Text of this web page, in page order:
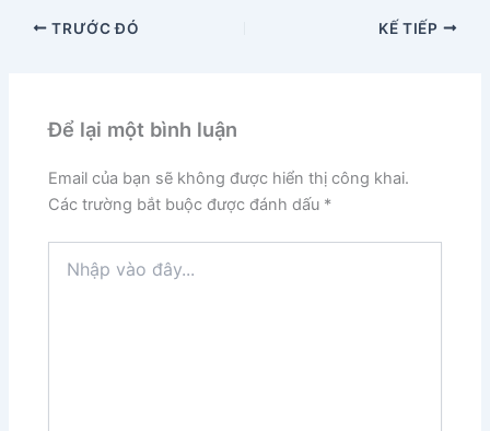
TRƯỚC ĐÓ KẾ TIẾP
Để lại một bình luận
Email của bạn sẽ không được hiển thị công khai.
Các trường bắt buộc được đánh dấu *
vào